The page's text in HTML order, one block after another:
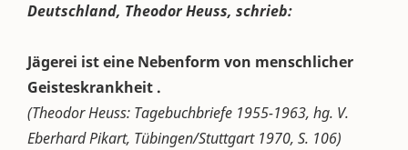
Deutschland, Theodor Heuss, schrieb:
Jägerei ist eine Nebenform von menschlicher
Geisteskrankheit .
(Theodor Heuss: Tagebuchbriefe 1955-1963, hg. V.
Eberhard Pikart, Tübingen/Stuttgart 1970, S. 106)